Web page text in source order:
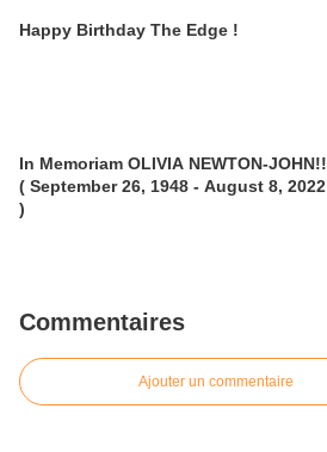
Happy Birthday The Edge !
In Memoriam OLIVIA NEWTON-JOHN!!
( September 26, 1948 - August 8, 2022
)
Commentaires
Ajouter un commentaire